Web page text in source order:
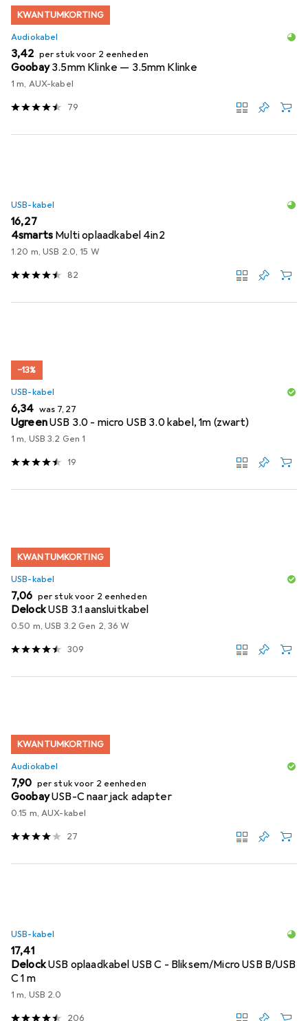
KWANTUMKORTING
Audiokabel
EUR
3,42 per stuk voor 2 eenheden
Goobay 3.5mm Klinke — 3.5mm Klinke
1 m, AUX-kabel
79
USB-kabel
EUR
16,27
4smarts Multi oplaadkabel 4in2
1.20 m, USB 2.0, 15 W
82
−13%
USB-kabel
EUR
6,34 was EUR
7,27
UgreenUSB 3.0 - micro USB 3.0 kabel, 1m (zwart)
1 m, USB 3.2 Gen 1
19
KWANTUMKORTING
USB-kabel
EUR
7,06 per stuk voor 2 eenheden
DelockUSB 3.1 aansluitkabel
0.50 m, USB 3.2 Gen 2, 36 W
309
KWANTUMKORTING
Audiokabel
EUR
7,90 per stuk voor 2 eenheden
GoobayUSB-C naar jack adapter
0.15 m, AUX-kabel
27
USB-kabel
EUR
17,41
DelockUSB oplaadkabel USB C - Bliksem/Micro USB B/USB
C 1 m
1 m, USB 2.0
206